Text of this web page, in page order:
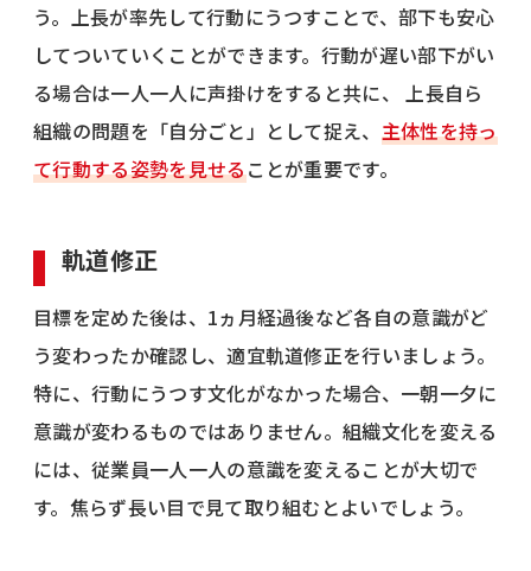
う。上長が率先して行動にうつすことで、部下も安心
してついていくことができます。行動が遅い部下がい
る場合は一人一人に声掛けをすると共に、 上長自ら
組織の問題を「自分ごと」として捉え、 主体性を持っ
て行動する姿勢を見せることが重要です。
軌道修正
目標を定めた後は、1ヵ月経過後など各自の意識がど
う変わったか確認し、適宜軌道修正を行いましょう。
特に、行動にうつす文化がなかった場合、一朝一夕に
意識が変わるものではありません。組織文化を変える
には、従業員一人一人の意識を変えることが大切で
す。焦らず長い目で見て取り組むとよいでしょう。